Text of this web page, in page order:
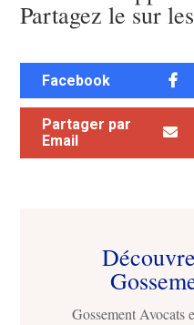
Partagez le sur
Facebook
Partager par
Email
Gossement Avocats